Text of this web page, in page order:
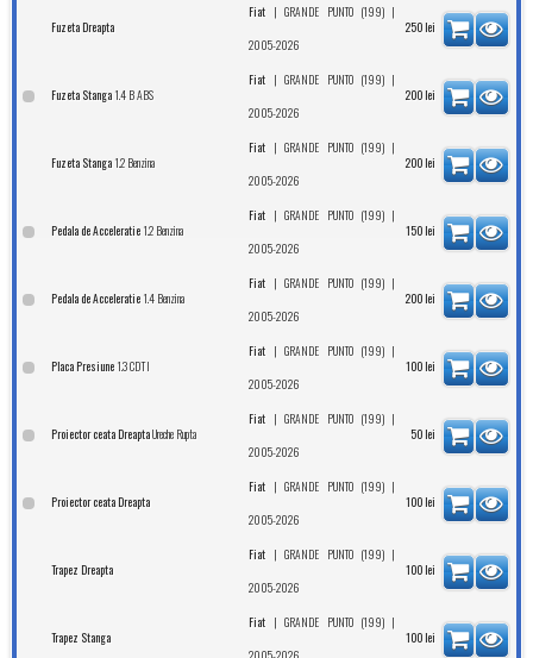
Fuzeta Dreapta
Fiat |GRANDE PUNTO (199) |
2005-2026
250 lei
Fuzeta Stanga 1.4 B ABS
Fiat |GRANDE PUNTO (199) |
2005-2026
200 lei
Fuzeta Stanga 1.2 Benzina
Fiat |GRANDE PUNTO (199) |
2005-2026
200 lei
Pedala de Acceleratie 1.2 Benzina
Fiat |GRANDE PUNTO (199) |
2005-2026
150 lei
Pedala de Acceleratie 1.4 Benzina
Fiat |GRANDE PUNTO (199) |
2005-2026
200 lei
Placa Presiune 1.3 CDTI
Fiat |GRANDE PUNTO (199) |
2005-2026
100 lei
Proiector ceata DreaptaUreche Rupta
Fiat |GRANDE PUNTO (199) |
2005-2026
50 lei
Proiector ceata Dreapta
Fiat |GRANDE PUNTO (199) |
2005-2026
100 lei
Trapez Dreapta
Fiat |GRANDE PUNTO (199) |
2005-2026
100 lei
Trapez Stanga
Fiat |GRANDE PUNTO (199) |
100 lei